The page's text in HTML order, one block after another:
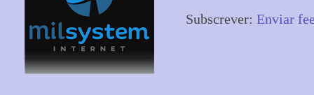
Subscrever: Enviar